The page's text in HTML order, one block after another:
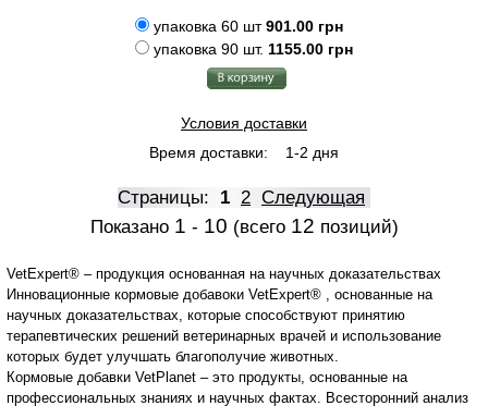
упаковка 60 шт901.00 грн
упаковка 90 шт. 1155.00 грн
Условия доставки
Время доставки:
1-2 дня
Страницы: 1 2 Следующая
Показано 1 - 10 (всего 12 позиций)
VetExpert® – продукция основанная на научных доказательствах
Инновационные кормовые добавоки VetExpert® , основанные на
научных доказательствах, которые способствуют принятию
терапевтических решений ветеринарных врачей и использование
которых будет улучшать благополучие животных.
Кормовые добавки VetPlanet – это продукты, основанные на
профессиональных знаниях и научных фактах. Всесторонний анализ